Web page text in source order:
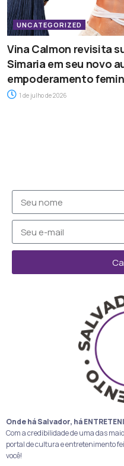
UNCATEGORIZED
Vina Calmon revisita
Simaria em seu novo
empoderamento
1 de julho de 2026
Onde há Salvador, há
Com a credibilidade de uma das
portal de cultura e entretenimento
você!